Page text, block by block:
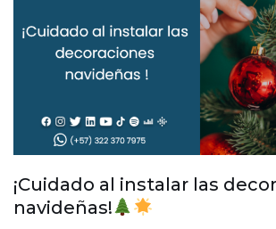
¡Cuidado al instalar las
navideñas!